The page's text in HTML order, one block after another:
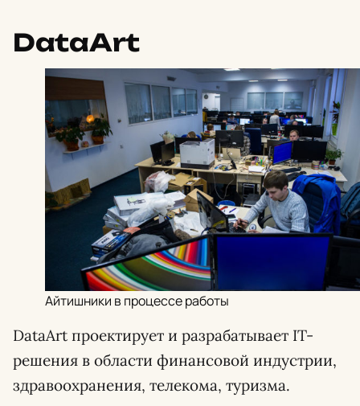
DataАrt
Айтишники в процессе работы
DataАrt проектирует и разрабатывает IT-
решения в области финансовой индустрии,
здравоохранения, телекома, туризма.